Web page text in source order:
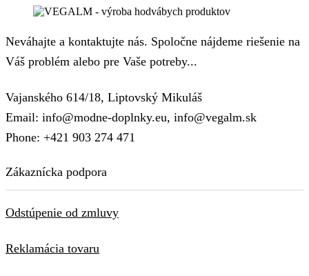
Neváhajte a kontaktujte nás. Spoločne nájdeme riešenie na
Váš problém alebo pre Vaše potreby...
Vajanského 614/18, Liptovský Mikuláš
Email: info@modne-doplnky.eu, info@vegalm.sk
Phone: +421 903 274 471
Zákaznícka podpora
Odstúpenie od zmluvy
Reklamácia tovaru